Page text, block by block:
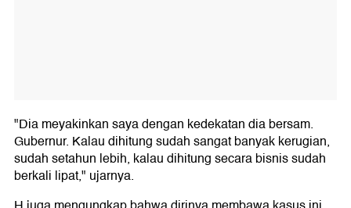
"Dia meyakinkan saya dengan kedekatan dia bersam.
Gubernur. Kalau dihitung sudah sangat banyak kerugian,
sudah setahun lebih, kalau dihitung secara bisnis sudah
berkali lipat," ujarnya.